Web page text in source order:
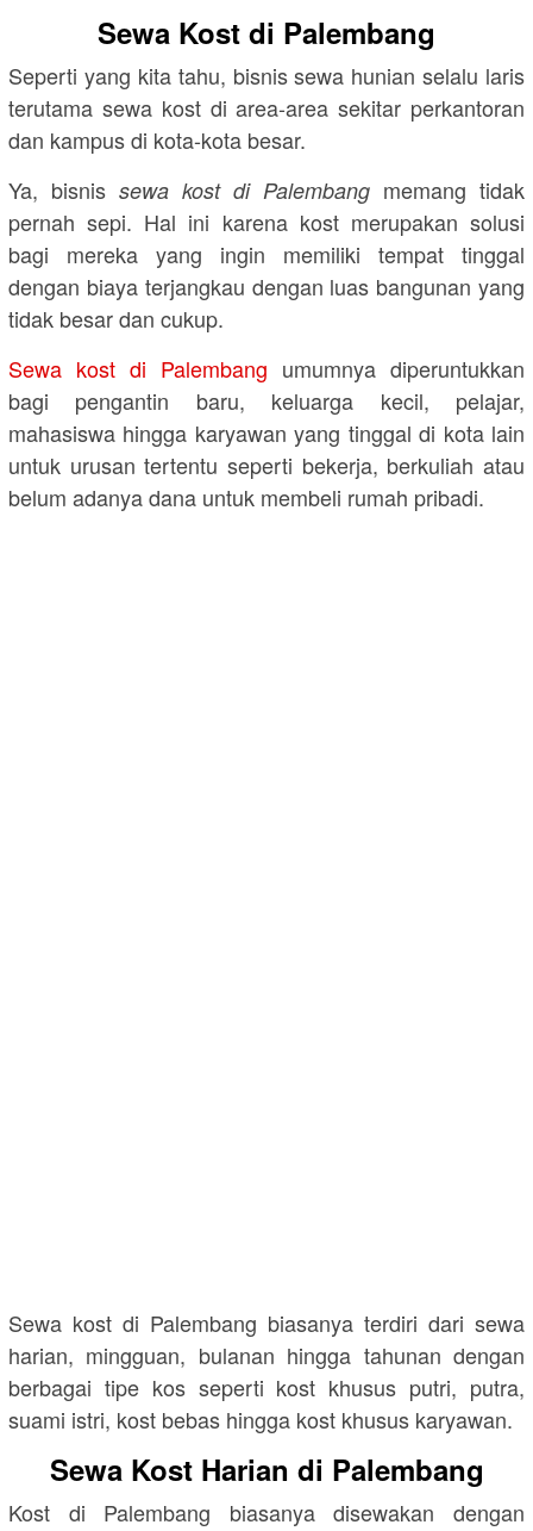
Sewa Kost di Palembang
Seperti yang kita tahu, bisnis sewa hunian selalu laris
terutama sewa kost di area-area sekitar perkantoran
dan kampus di kota-kota besar.
Ya, bisnis sewa kost di Palembang memang tidak
pernah sepi. Hal ini karena kost merupakan solusi
bagi mereka yang ingin memiliki tempat tinggal
dengan biaya terjangkau dengan luas bangunan yang
tidak besar dan cukup.
Sewa kost di Palembang umumnya diperuntukkan
bagi pengantin baru, keluarga kecil, pelajar,
mahasiswa hingga karyawan yang tinggal di kota lain
untuk urusan tertentu seperti bekerja, berkuliah atau
belum adanya dana untuk membeli rumah pribadi.
Sewa kost di Palembang biasanya terdiri dari sewa
harian, mingguan, bulanan hingga tahunan dengan
berbagai tipe kos seperti kost khusus putri, putra,
suami istri, kost bebas hingga kost khusus karyawan.
Sewa Kost Harian di Palembang
Kost di Palembang biasanya disewakan dengan